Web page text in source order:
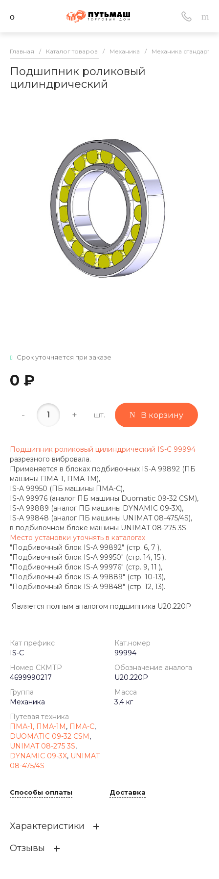
Главная / Каталог товаров / Механика / Механика
Подшипник роликовый
цилиндрический
Срок уточняется при заказе
0 ₽
- + шт. В корзину
Подшипник роликовый цилиндрический IS-C 99994
разрезного вибровала.
Применяется в блоках подбивочных IS-A 99892 (ПБ
машины ПМА-1, ПМА-1М),
IS-A 99950 (ПБ машины ПМА-С),
IS-A 99976 (аналог ПБ машины Duomatic 09-32 CSM),
IS-A 99889 (аналог ПБ машины DYNAMIC 09-3X),
IS-A 99848 (аналог ПБ машины UNIMAT 08-475/4S),
в подбивочном блоке машины UNIMAT 08-275 3S.
Место установки уточнять в каталогах
"Подбивочный блок IS-A 99892" (стр. 6, 7 ),
"Подбивочный блок IS-A 99950" (стр. 14, 15 ),
"Подбивочный блок IS-A 99976" (стр. 9, 11 ),
"Подбивочный блок IS-A 99889" (стр. 10-13),
"Подбивочный блок IS-A 99848" (стр. 12, 13).
Является полным аналогом подшипника U20.220P
Кат префикс
IS-C
Кат.номер
99994
Номер СКМТР
4699990217
Обозначение аналога
U20.220P
Группа
Механика
Масса
3,4 кг
Путевая техника
ПМА-1, ПМА-1М , ПМА-С,
DUOMATIC 09-32 CSM ,
UNIMAT 08-275 3S,
DYNAMIC 09-3X, UNIMAT
08-475/4S
Способы оплаты Доставка
Характеристики
Кат префикс
Отзывы